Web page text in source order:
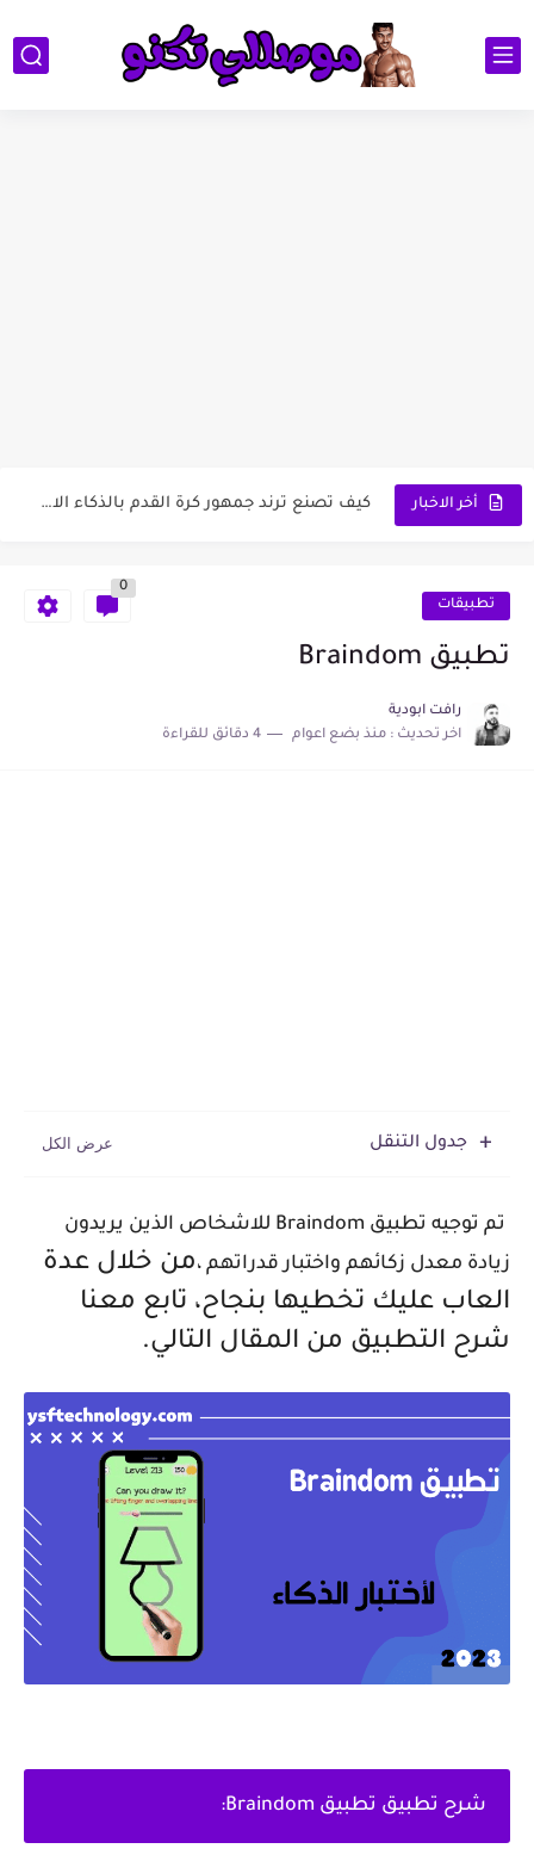
أخر الاخبار كيف تصنع ترند جمهور كرة القدم بالذكاء الاصطناعي وتظهر داخل...
حول وقتك بلعبة جواكر لربح حقيقي
تطبيق اختبار الذكاء
تطبيقات
0
تطبيق Braindom
رافت ابودية
اخر تحديث : منذ بضع اعوام 4 دقائق للقراءة
جدول التنقل
تم توجيه تطبيق Braindom للاشخاص الذين يريدون
زيادة معدل زكائهم واختبار قدراتهم ،من خلال عدة
العاب عليك تخطيها بنجاح، تابع معنا
شرح التطبيق من المقال التالي.
شرح تطبيق تطبيق Braindom: